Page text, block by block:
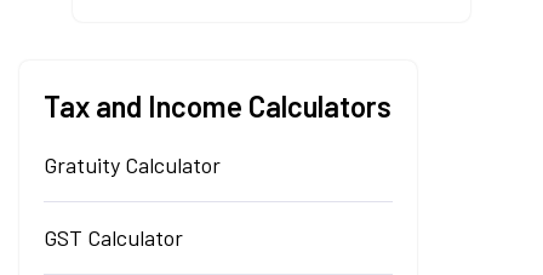
Tax and Income Calculators
Gratuity Calculator
GST Calculator